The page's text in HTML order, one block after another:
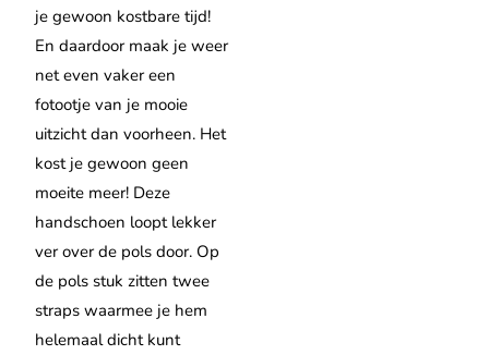
je gewoon kostbare tijd!
En daardoor maak je weer
net even vaker een
fotootje van je mooie
uitzicht dan voorheen. Het
kost je gewoon geen
moeite meer! Deze
handschoen loopt lekker
ver over de pols door. Op
de pols stuk zitten twee
straps waarmee je hem
helemaal dicht kunt